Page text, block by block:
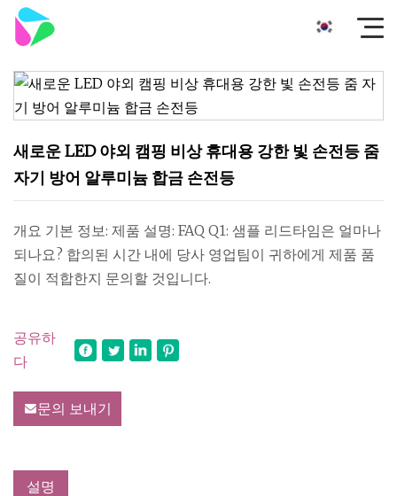
새로운 LED 야외 캠핑 비상 휴대용 강한 빛 손전등 줌
자기 방어 알루미늄 합금 손전등
개요 기본 정보: 제품 설명: FAQ Q1: 샘플 리드타임은 얼마나
되나요? 합의된 시간 내에 당사 영업팀이 귀하에게 제품 품
질이 적합한지 문의할 것입니다.
공유하
다
문의 보내기
설명